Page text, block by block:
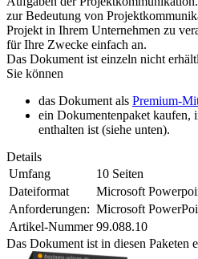
zur Bedeutung von
Projekt in Ihrem Unternehmen zu
für Ihre Zwecke einfach an.
Das Dokument ist einzeln nicht
Sie können
das Dokument als Premium-
ein Dokumentenpaket kaufen,
enthalten ist (siehe unten).
Details
Umfang
10 Seiten
Dateiformat
Microsoft
Anforderungen: Microsoft
Artikel-Nummer 99.088.10
Das Dokument ist in diesen Paketen